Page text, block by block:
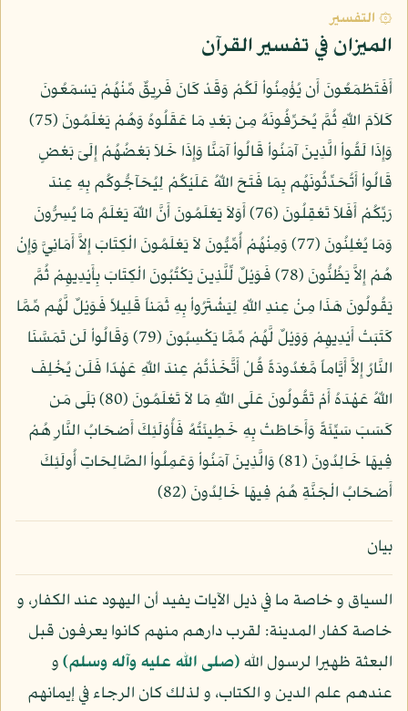
۞ التفسير
الميزان في تفسير القرآن
أَفَتَطْمَعُونَ أَن يُؤْمِنُواْ لَكُمْ وَقَدْ كَانَ فَرِيقٌ مِّنْهُمْ يَسْمَعُونَ
كَلاَمَ اللّهِ ثُمَّ يُحَرِّفُونَهُ مِن بَعْدِ مَا عَقَلُوهُ وَهُمْ يَعْلَمُونَ (75)
وَإِذَا لَقُواْ الَّذِينَ آمَنُواْ قَالُواْ آمَنَّا وَإِذَا خَلاَ بَعْضُهُمْ إِلَىَ بَعْضٍ
قَالُواْ أَتُحَدِّثُونَهُم بِمَا فَتَحَ اللّهُ عَلَيْكُمْ لِيُحَآجُّوكُم بِهِ عِندَ
رَبِّكُمْ أَفَلاَ تَعْقِلُونَ (76) أَوَلاَ يَعْلَمُونَ أَنَّ اللّهَ يَعْلَمُ مَا يُسِرُّونَ
وَمَا يُعْلِنُونَ (77) وَمِنْهُمْ أُمِّيُّونَ لاَ يَعْلَمُونَ الْكِتَابَ إِلاَّ أَمَانِيَّ وَإِنْ
هُمْ إِلاَّ يَظُنُّونَ (78) فَوَيْلٌ لِّلَّذِينَ يَكْتُبُونَ الْكِتَابَ بِأَيْدِيهِمْ ثُمَّ
يَقُولُونَ هَذَا مِنْ عِندِ اللّهِ لِيَشْتَرُواْ بِهِ ثَمَناً قَلِيلاً فَوَيْلٌ لَّهُم مِّمَّا
كَتَبَتْ أَيْدِيهِمْ وَوَيْلٌ لَّهُمْ مِّمَّا يَكْسِبُونَ (79) وَقَالُواْ لَن تَمَسَّنَا
النَّارُ إِلاَّ أَيَّاماً مَّعْدُودَةً قُلْ أَتَّخَذْتُمْ عِندَ اللّهِ عَهْدًا فَلَن يُخْلِفَ
اللّهُ عَهْدَهُ أَمْ تَقُولُونَ عَلَى اللّهِ مَا لاَ تَعْلَمُونَ (80) بَلَى مَن
كَسَبَ سَيِّئَةً وَأَحَاطَتْ بِهِ خَطِيئَتُهُ فَأُوْلَئِكَ أَصْحَابُ النَّارِ هُمْ
فِيهَا خَالِدُونَ (81) وَالَّذِينَ آمَنُواْ وَعَمِلُواْ الصَّالِحَاتِ أُولَئِكَ
أَصْحَابُ الْجَنَّةِ هُمْ فِيهَا خَالِدُونَ (82)
بيان
السياق و خاصة ما في ذيل الآيات يفيد أن اليهود عند الكفار، و
خاصة كفار المدينة: لقرب دارهم منهم كانوا يعرفون قبل
البعثة ظهيرا لرسول الله(صلى الله عليه وآله وسلم)و
عندهم علم الدين و الكتاب، و لذلك كان الرجاء في إيمانهم